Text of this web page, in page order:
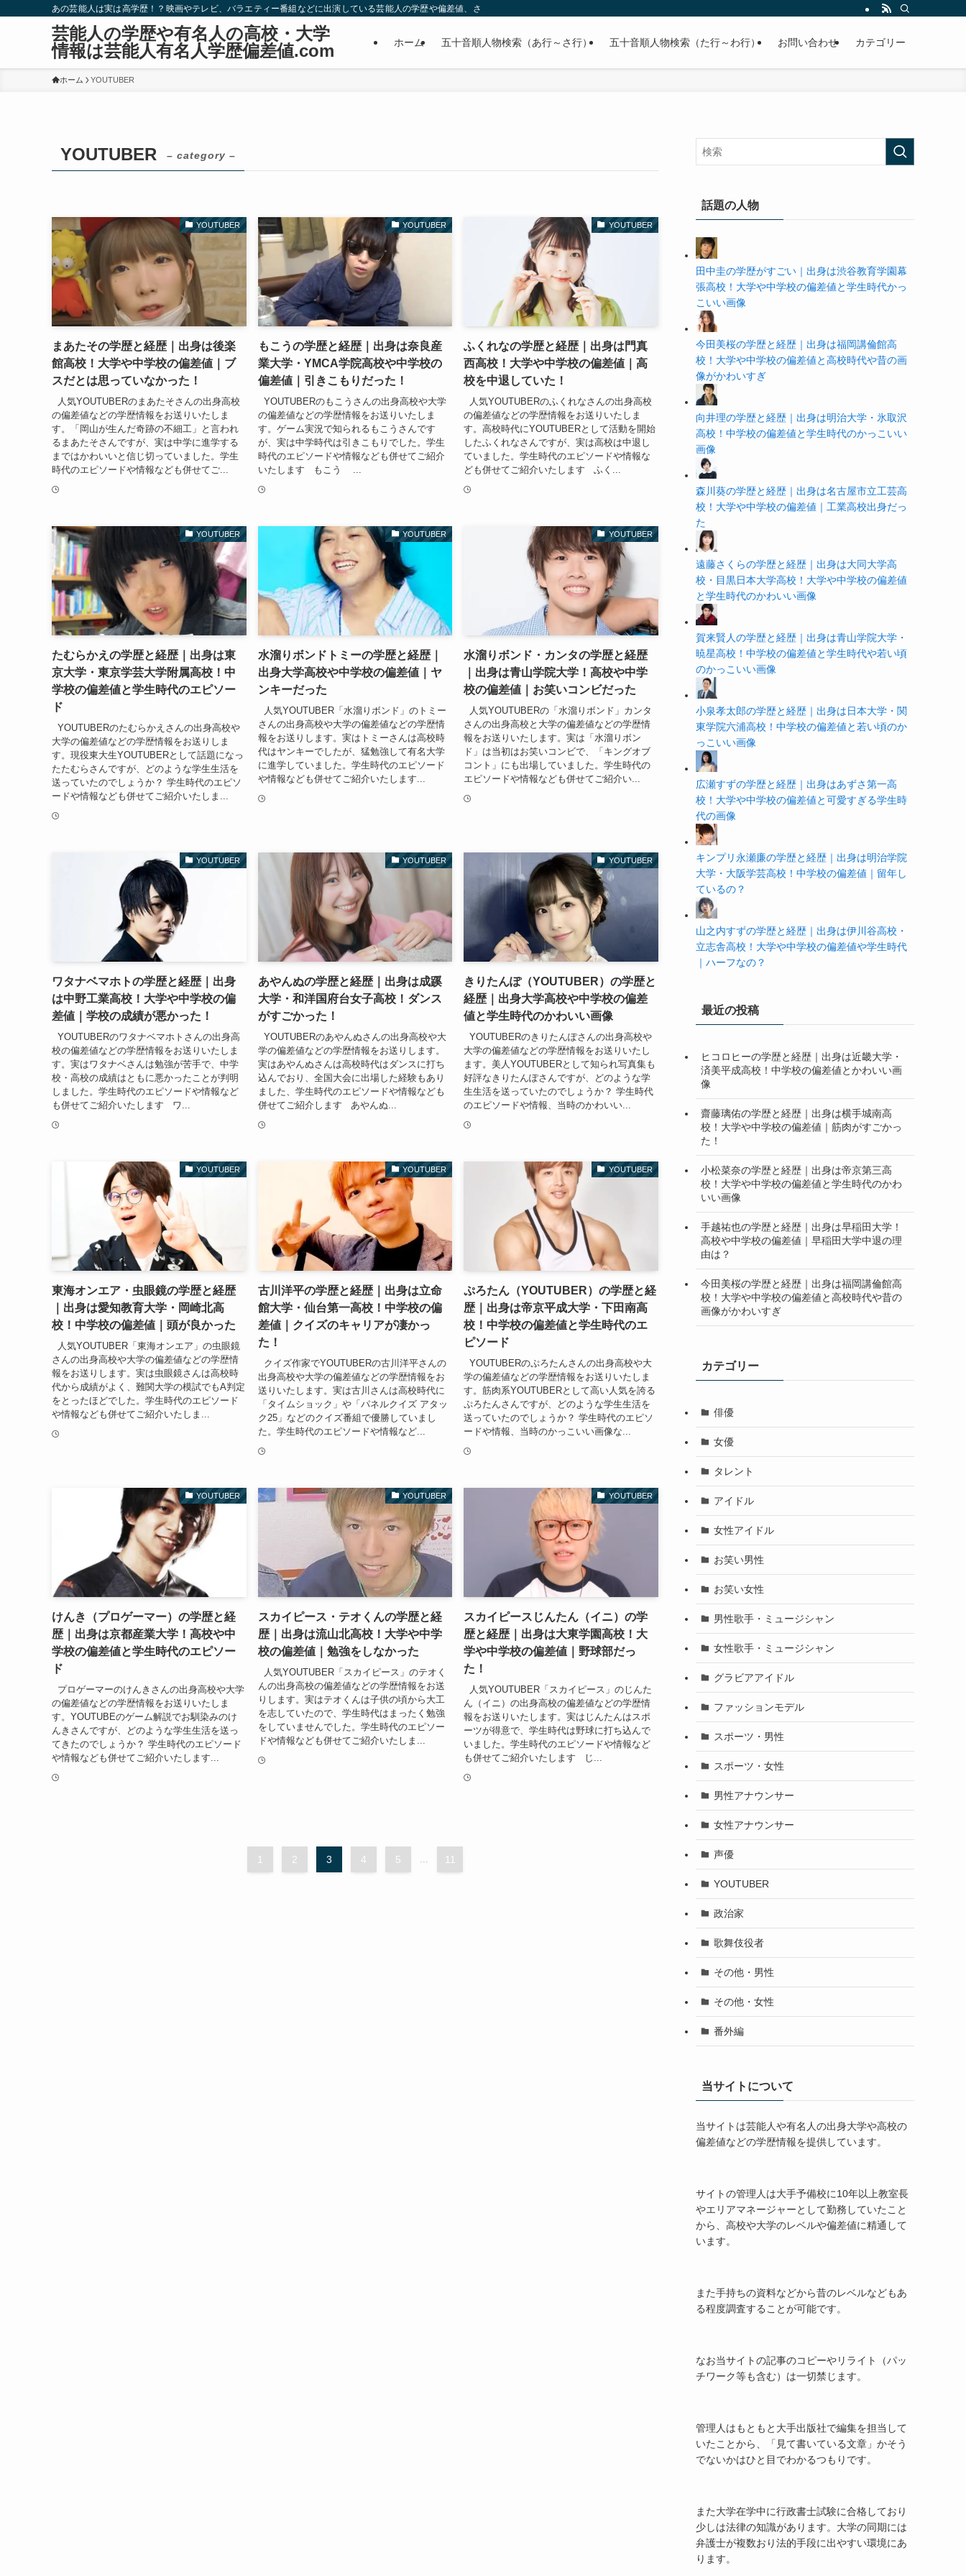
あの芸能人は実は高学歴！？映画やテレビ、バラエティー番組などに出演している芸能人の学歴や偏差値、さらに政治家やスポーツ選手などの有名人の学歴や高校・大学の偏差値まで紹介していきます。
芸能人の学歴や有名人の高校・大学
情報は芸能人有名人学歴偏差値.com
ホーム 五十音順人物検索（あ行～さ行） 五十音順人物検索（た行～わ行） お問い合わせ カテゴリー
ホーム YOUTUBER
YOUTUBER – category –
YOUTUBER
まあたその学歴と経歴｜出身は後楽
館高校！大学や中学校の偏差値｜ブ
スだとは思っていなかった！
人気YOUTUBERのまあたそさんの出身高校
の偏差値などの学歴情報をお送りいたしま
す。「岡山が生んだ奇跡の不細工」と言われ
るまあたそさんですが、実は中学に進学する
まではかわいいと信じ切っていました。学生
時代のエピソードや情報なども併せてご...
YOUTUBER
もこうの学歴と経歴｜出身は奈良産
業大学・YMCA学院高校や中学校の
偏差値｜引きこもりだった！
YOUTUBERのもこうさんの出身高校や大学
の偏差値などの学歴情報をお送りいたしま
す。ゲーム実況で知られるもこうさんです
が、実は中学時代は引きこもりでした。学生
時代のエピソードや情報なども併せてご紹介
いたします もこう ...
YOUTUBER
ふくれなの学歴と経歴｜出身は門真
西高校！大学や中学校の偏差値｜高
校を中退していた！
人気YOUTUBERのふくれなさんの出身高校
の偏差値などの学歴情報をお送りいたしま
す。高校時代にYOUTUBERとして活動を開始
したふくれなさんですが、実は高校は中退し
ていました。学生時代のエピソードや情報な
ども併せてご紹介いたします ふく...
YOUTUBER
たむらかえの学歴と経歴｜出身は東
京大学・東京学芸大学附属高校！中
学校の偏差値と学生時代のエピソー
ド
YOUTUBERのたむらかえさんの出身高校や
大学の偏差値などの学歴情報をお送りしま
す。現役東大生YOUTUBERとして話題になっ
たたむらさんですが、どのような学生生活を
送っていたのでしょうか？ 学生時代のエピソ
ードや情報なども併せてご紹介いたしま...
YOUTUBER
水溜りボンドトミーの学歴と経歴｜
出身大学高校や中学校の偏差値｜ヤ
ンキーだった
人気YOUTUBER「水溜りボンド」のトミー
さんの出身高校や大学の偏差値などの学歴情
報をお送りします。実はトミーさんは高校時
代はヤンキーでしたが、猛勉強して有名大学
に進学していました。学生時代のエピソード
や情報なども併せてご紹介いたします...
YOUTUBER
水溜りボンド・カンタの学歴と経歴
｜出身は青山学院大学！高校や中学
校の偏差値｜お笑いコンビだった
人気YOUTUBERの「水溜りボンド」カンタ
さんの出身高校と大学の偏差値などの学歴情
報をお送りいたします。実は「水溜りボン
ド」は当初はお笑いコンビで、「キングオブ
コント」にも出場していました。学生時代の
エピソードや情報なども併せてご紹介い...
YOUTUBER
ワタナベマホトの学歴と経歴｜出身
は中野工業高校！大学や中学校の偏
差値｜学校の成績が悪かった！
YOUTUBERのワタナベマホトさんの出身高
校の偏差値などの学歴情報をお送りいたしま
す。実はワタナベさんは勉強が苦手で、中学
校・高校の成績はともに悪かったことが判明
しました。学生時代のエピソードや情報など
も併せてご紹介いたします ワ...
YOUTUBER
あやんぬの学歴と経歴｜出身は成蹊
大学・和洋国府台女子高校！ダンス
がすごかった！
YOUTUBERのあやんぬさんの出身高校や大
学の偏差値などの学歴情報をお送りします。
実はあやんぬさんは高校時代はダンスに打ち
込んでおり、全国大会に出場した経験もあり
ました、学生時代のエピソードや情報なども
併せてご紹介します あやんぬ...
YOUTUBER
きりたんぽ（YOUTUBER）の学歴と
経歴｜出身大学高校や中学校の偏差
値と学生時代のかわいい画像
YOUTUBERのきりたんぽさんの出身高校や
大学の偏差値などの学歴情報をお送りいたし
ます。美人YOUTUBERとして知られ写真集も
好評なきりたんぽさんですが、どのような学
生生活を送っていたのでしょうか？ 学生時代
のエピソードや情報、当時のかわいい...
YOUTUBER
東海オンエア・虫眼鏡の学歴と経歴
｜出身は愛知教育大学・岡崎北高
校！中学校の偏差値｜頭が良かった
人気YOUTUBER「東海オンエア」の虫眼鏡
さんの出身高校や大学の偏差値などの学歴情
報をお送りします。実は虫眼鏡さんは高校時
代から成績がよく、難関大学の模試でもA判定
をとったほどでした。学生時代のエピソード
や情報なども併せてご紹介いたしま...
YOUTUBER
古川洋平の学歴と経歴｜出身は立命
館大学・仙台第一高校！中学校の偏
差値｜クイズのキャリアが凄かっ
た！
クイズ作家でYOUTUBERの古川洋平さんの
出身高校や大学の偏差値などの学歴情報をお
送りいたします。実は古川さんは高校時代に
「タイムショック」や「パネルクイズ アタッ
ク25」などのクイズ番組で優勝していまし
た。学生時代のエピソードや情報など...
YOUTUBER
ぷろたん（YOUTUBER）の学歴と経
歴｜出身は帝京平成大学・下田南高
校！中学校の偏差値と学生時代のエ
ピソード
YOUTUBERのぷろたんさんの出身高校や大
学の偏差値などの学歴情報をお送りいたしま
す。筋肉系YOUTUBERとして高い人気を誇る
ぷろたんさんですが、どのような学生生活を
送っていたのでしょうか？ 学生時代のエピソ
ードや情報、当時のかっこいい画像な...
YOUTUBER
けんき（プロゲーマー）の学歴と経
歴｜出身は京都産業大学！高校や中
学校の偏差値と学生時代のエピソー
ド
プロゲーマーのけんきさんの出身高校や大学
の偏差値などの学歴情報をお送りいたしま
す。YOUTUBEのゲーム解説でお馴染みのけ
んきさんですが、どのような学生生活を送っ
てきたのでしょうか？ 学生時代のエピソード
や情報なども併せてご紹介いたします...
YOUTUBER
スカイピース・テオくんの学歴と経
歴｜出身は流山北高校！大学や中学
校の偏差値｜勉強をしなかった
人気YOUTUBER「スカイピース」のテオく
んの出身高校の偏差値などの学歴情報をお送
りします。実はテオくんは子供の頃から大工
を志していたので、学生時代はまったく勉強
をしていませんでした。学生時代のエピソー
ドや情報なども併せてご紹介いたしま...
YOUTUBER
スカイピースじんたん（イニ）の学
歴と経歴｜出身は大東学園高校！大
学や中学校の偏差値｜野球部だっ
た！
人気YOUTUBER「スカイピース」のじんた
ん（イニ）の出身高校の偏差値などの学歴情
報をお送りいたします。実はじんたんはスポ
ーツが得意で、学生時代は野球に打ち込んで
いました。学生時代のエピソードや情報など
も併せてご紹介いたします じ...
1 2 3 4 5 11
話題の人物
田中圭の学歴がすごい｜出身は渋谷教育学園幕
張高校！大学や中学校の偏差値と学生時代かっ
こいい画像
今田美桜の学歴と経歴｜出身は福岡講倫館高
校！大学や中学校の偏差値と高校時代や昔の画
像がかわいすぎ
向井理の学歴と経歴｜出身は明治大学・氷取沢
高校！中学校の偏差値と学生時代のかっこいい
画像
森川葵の学歴と経歴｜出身は名古屋市立工芸高
校！大学や中学校の偏差値｜工業高校出身だっ
た
遠藤さくらの学歴と経歴｜出身は大同大学高
校・目黒日本大学高校！大学や中学校の偏差値
と学生時代のかわいい画像
賀来賢人の学歴と経歴｜出身は青山学院大学・
暁星高校！中学校の偏差値と学生時代や若い頃
のかっこいい画像
小泉孝太郎の学歴と経歴｜出身は日本大学・関
東学院六浦高校！中学校の偏差値と若い頃のか
っこいい画像
広瀬すずの学歴と経歴｜出身はあずさ第一高
校！大学や中学校の偏差値と可愛すぎる学生時
代の画像
キンプリ永瀬廉の学歴と経歴｜出身は明治学院
大学・大阪学芸高校！中学校の偏差値｜留年し
ているの？
山之内すずの学歴と経歴｜出身は伊川谷高校・
立志舎高校！大学や中学校の偏差値や学生時代
｜ハーフなの？
最近の投稿
ヒコロヒーの学歴と経歴｜出身は近畿大学・
済美平成高校！中学校の偏差値とかわいい画
像
齋藤璃佑の学歴と経歴｜出身は横手城南高
校！大学や中学校の偏差値｜筋肉がすごかっ
た！
小松菜奈の学歴と経歴｜出身は帝京第三高
校！大学や中学校の偏差値と学生時代のかわ
いい画像
手越祐也の学歴と経歴｜出身は早稲田大学！
高校や中学校の偏差値｜早稲田大学中退の理
由は？
今田美桜の学歴と経歴｜出身は福岡講倫館高
校！大学や中学校の偏差値と高校時代や昔の
画像がかわいすぎ
カテゴリー
俳優
女優
タレント
アイドル
女性アイドル
お笑い男性
お笑い女性
男性歌手・ミュージシャン
女性歌手・ミュージシャン
グラビアアイドル
ファッションモデル
スポーツ・男性
スポーツ・女性
男性アナウンサー
女性アナウンサー
声優
YOUTUBER
政治家
歌舞伎役者
その他・男性
その他・女性
番外編
当サイトについて
当サイトは芸能人や有名人の出身大学や高校の
偏差値などの学歴情報を提供しています。
サイトの管理人は大手予備校に10年以上教室長
やエリアマネージャーとして勤務していたこと
から、高校や大学のレベルや偏差値に精通して
います。
また手持ちの資料などから昔のレベルなどもあ
る程度調査することが可能です。
なお当サイトの記事のコピーやリライト（パッ
チワーク等も含む）は一切禁じます。
管理人はもともと大手出版社で編集を担当して
いたことから、「見て書いている文章」かそう
でないかはひと目でわかるつもりです。
また大学在学中に行政書士試験に合格しており
少しは法律の知識があります。大学の同期には
弁護士が複数おり法的手段に出やすい環境にあ
ります。